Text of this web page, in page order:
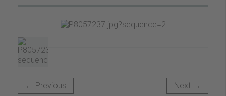
← Previous Next →